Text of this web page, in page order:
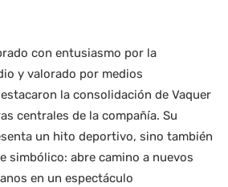
con entusiasmo por la
y valorado por medios
la consolidación de Vaquer
centrales de la compañía. Su
un hito deportivo, sino también
simbólico: abre camino a nuevos
en un espectáculo